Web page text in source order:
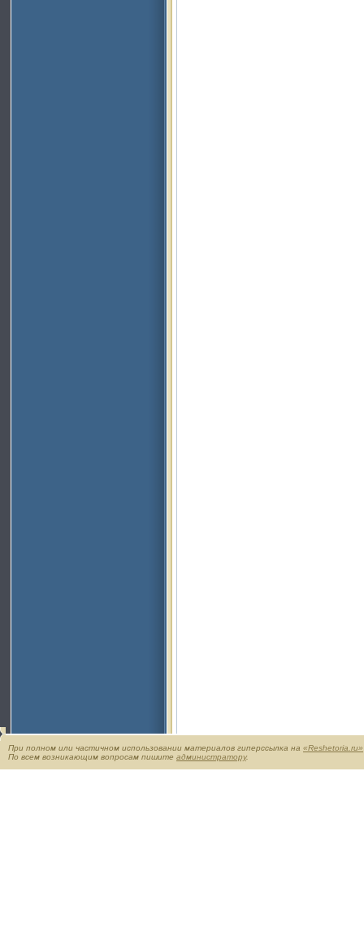
При полном или частичном использовании материалов гиперссылка на «Reshetoria.ru»
По всем возникающим вопросам пишите администратору.